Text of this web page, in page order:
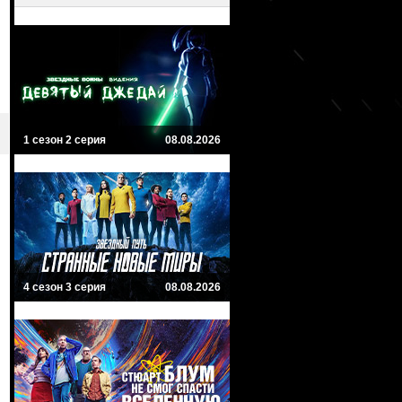
1 сезон 2 серия 08.08.2026
4 сезон 3 серия 08.08.2026